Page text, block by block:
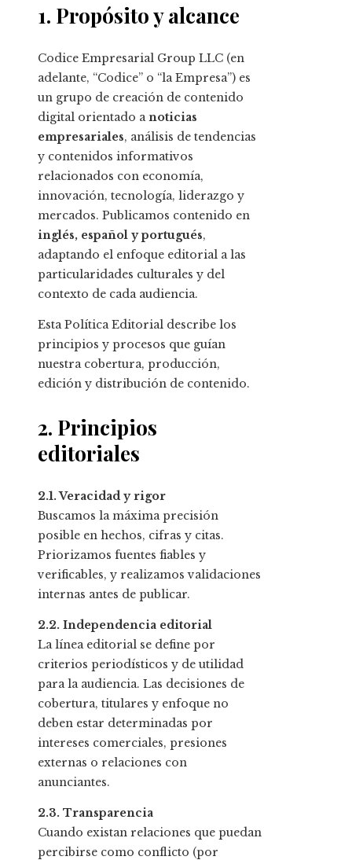
1. Propósito y alcance
Codice Empresarial Group LLC (en
adelante, “Codice” o “la Empresa”) es
un grupo de creación de contenido
digital orientado a noticias
empresariales, análisis de tendencias
y contenidos informativos
relacionados con economía,
innovación, tecnología, liderazgo y
mercados. Publicamos contenido en
inglés, español y portugués,
adaptando el enfoque editorial a las
particularidades culturales y del
contexto de cada audiencia.
Esta Política Editorial describe los
principios y procesos que guían
nuestra cobertura, producción,
edición y distribución de contenido.
2. Principios
editoriales
2.1. Veracidad y rigor
Buscamos la máxima precisión
posible en hechos, cifras y citas.
Priorizamos fuentes fiables y
verificables, y realizamos validaciones
internas antes de publicar.
2.2. Independencia editorial
La línea editorial se define por
criterios periodísticos y de utilidad
para la audiencia. Las decisiones de
cobertura, titulares y enfoque no
deben estar determinadas por
intereses comerciales, presiones
externas o relaciones con
anunciantes.
2.3. Transparencia
Cuando existan relaciones que puedan
percibirse como conflicto (por